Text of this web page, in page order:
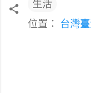
生活
位置： 台灣